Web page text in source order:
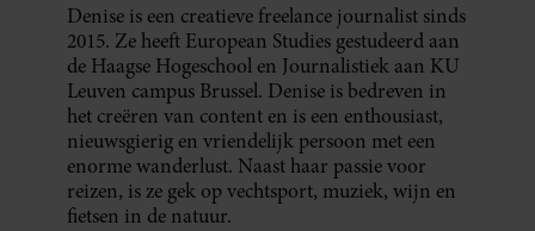
Denise is een creatieve freelance journalist sinds
2015. Ze heeft European Studies gestudeerd aan
de Haagse Hogeschool en Journalistiek aan KU
Leuven campus Brussel. Denise is bedreven in
het creëren van content en is een enthousiast,
nieuwsgierig en vriendelijk persoon met een
enorme wanderlust. Naast haar passie voor
reizen, is ze gek op vechtsport, muziek, wijn en
fietsen in de natuur.